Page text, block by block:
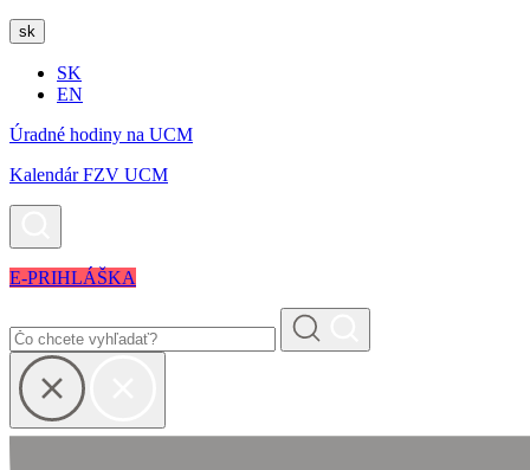
sk
SK
EN
Úradné hodiny na UCM
Kalendár FZV UCM
E-PRIHLÁŠKA